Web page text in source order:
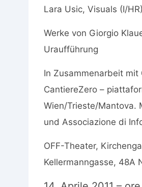
Lara Usic, Visuals (I/
Werke von Giorgio
Uraufführung
In Zusammenarbeit mit
CantiereZero –
Wien/Trieste/Mantova.
und Associazione di
OFF-Theater,
Kellermanngasse, 48A